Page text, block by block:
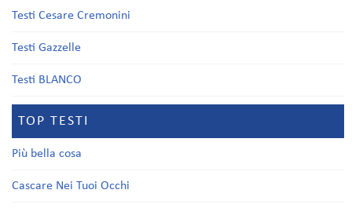
Testi Cesare Cremonini
Testi Gazzelle
Testi BLANCO
TOP TESTI
Più bella cosa
Cascare Nei Tuoi Occhi